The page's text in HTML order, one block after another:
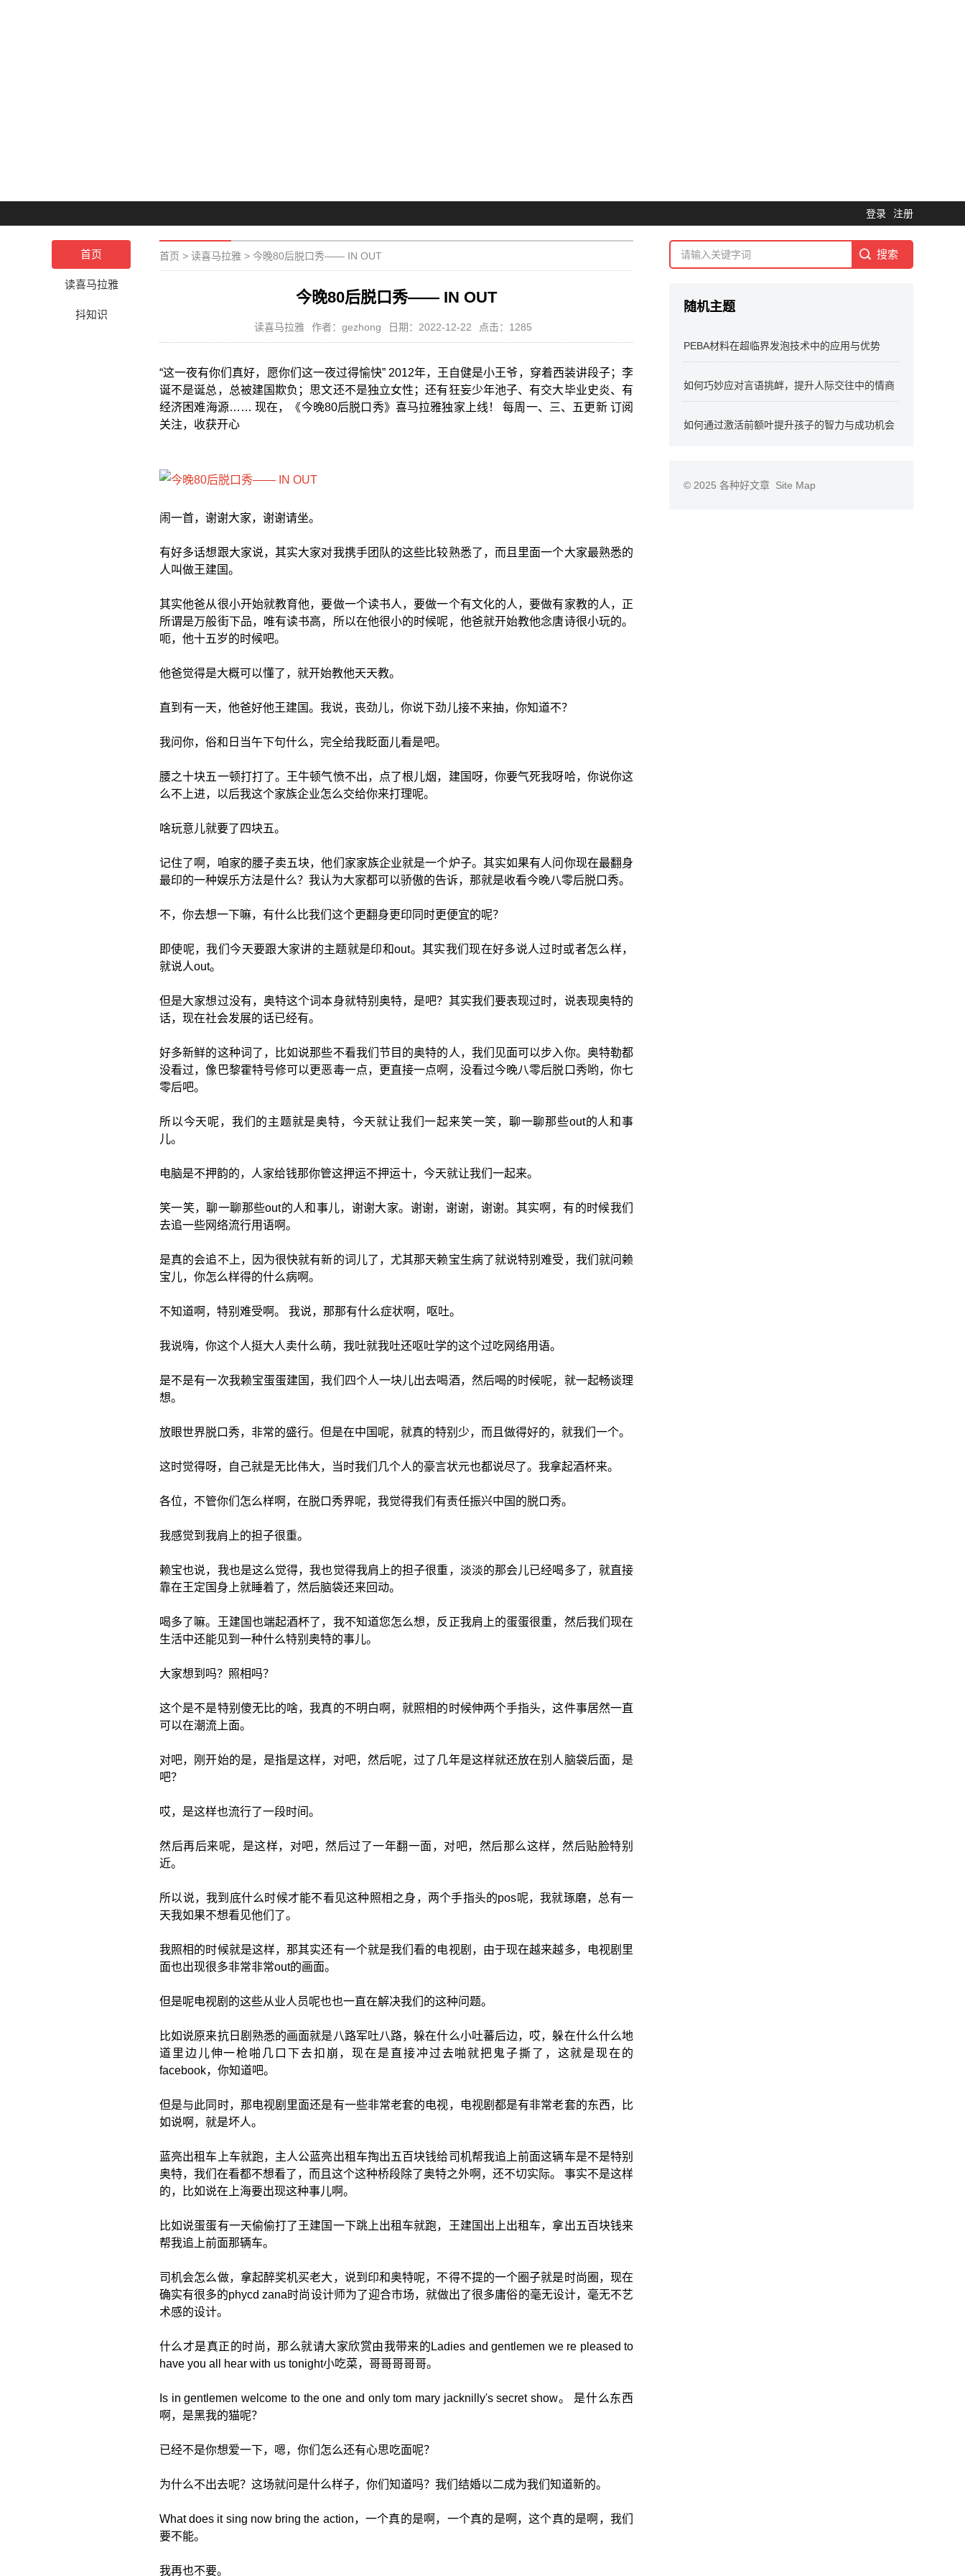
登录 注册
首页
读喜马拉雅
抖知识
首页 > 读喜马拉雅 > 今晚80后脱口秀—— IN OUT
今晚80后脱口秀—— IN OUT
读喜马拉雅 作者：gezhong 日期：2022-12-22 点击：1285
“这一夜有你们真好，愿你们这一夜过得愉快” 2012年，王自健是小王爷，穿着西装讲段子；李
诞不是诞总，总被建国欺负；思文还不是独立女性；还有狂妄少年池子、有交大毕业史炎、有
经济困难海源…… 现在，《今晚80后脱口秀》喜马拉雅独家上线！ 每周一、三、五更新 订阅
关注，收获开心
闹一首，谢谢大家，谢谢请坐。
有好多话想跟大家说，其实大家对我携手团队的这些比较熟悉了，而且里面一个大家最熟悉的
人叫做王建国。
其实他爸从很小开始就教育他，要做一个读书人，要做一个有文化的人，要做有家教的人，正
所谓是万般街下品，唯有读书高，所以在他很小的时候呢，他爸就开始教他念唐诗很小玩的。
呃，他十五岁的时候吧。
他爸觉得是大概可以懂了，就开始教他天天教。
直到有一天，他爸好他王建国。我说，丧劲儿，你说下劲儿接不来抽，你知道不？
我问你，俗和日当午下句什么，完全给我眨面儿看是吧。
腰之十块五一顿打打了。王牛顿气愤不出，点了根儿烟，建国呀，你要气死我呀哈，你说你这
么不上进，以后我这个家族企业怎么交给你来打理呢。
啥玩意儿就要了四块五。
记住了啊，咱家的腰子卖五块，他们家家族企业就是一个炉子。其实如果有人问你现在最翻身
最印的一种娱乐方法是什么？我认为大家都可以骄傲的告诉，那就是收看今晚八零后脱口秀。
不，你去想一下嘛，有什么比我们这个更翻身更印同时更便宜的呢？
即使呢，我们今天要跟大家讲的主题就是印和out。其实我们现在好多说人过时或者怎么样，
就说人out。
但是大家想过没有，奥特这个词本身就特别奥特，是吧？其实我们要表现过时，说表现奥特的
话，现在社会发展的话已经有。
好多新鲜的这种词了，比如说那些不看我们节目的奥特的人，我们见面可以步入你。奥特勒都
没看过，像巴黎霍特号修可以更恶毒一点，更直接一点啊，没看过今晚八零后脱口秀哟，你七
零后吧。
所以今天呢，我们的主题就是奥特，今天就让我们一起来笑一笑，聊一聊那些out的人和事
儿。
电脑是不押韵的，人家给钱那你管这押运不押运十，今天就让我们一起来。
笑一笑，聊一聊那些out的人和事儿，谢谢大家。谢谢，谢谢，谢谢。其实啊，有的时候我们
去追一些网络流行用语啊。
是真的会追不上，因为很快就有新的词儿了，尤其那天赖宝生病了就说特别难受，我们就问赖
宝儿，你怎么样得的什么病啊。
不知道啊，特别难受啊。 我说，那那有什么症状啊，呕吐。
我说嗨，你这个人挺大人卖什么萌，我吐就我吐还呕吐学的这个过吃网络用语。
是不是有一次我赖宝蛋蛋建国，我们四个人一块儿出去喝酒，然后喝的时候呢，就一起畅谈理
想。
放眼世界脱口秀，非常的盛行。但是在中国呢，就真的特别少，而且做得好的，就我们一个。
这时觉得呀，自己就是无比伟大，当时我们几个人的豪言状元也都说尽了。我拿起酒杯来。
各位，不管你们怎么样啊，在脱口秀界呢，我觉得我们有责任振兴中国的脱口秀。
我感觉到我肩上的担子很重。
赖宝也说，我也是这么觉得，我也觉得我肩上的担子很重，淡淡的那会儿已经喝多了，就直接
靠在王定国身上就睡着了，然后脑袋还来回动。
喝多了嘛。王建国也端起酒杯了，我不知道您怎么想，反正我肩上的蛋蛋很重，然后我们现在
生活中还能见到一种什么特别奥特的事儿。
大家想到吗？照相吗？
这个是不是特别傻无比的啥，我真的不明白啊，就照相的时候伸两个手指头，这件事居然一直
可以在潮流上面。
对吧，刚开始的是，是指是这样，对吧，然后呢，过了几年是这样就还放在别人脑袋后面，是
吧？
哎，是这样也流行了一段时间。
然后再后来呢，是这样，对吧，然后过了一年翻一面，对吧，然后那么这样，然后贴脸特别
近。
所以说，我到底什么时候才能不看见这种照相之身，两个手指头的pos呢，我就琢磨，总有一
天我如果不想看见他们了。
我照相的时候就是这样，那其实还有一个就是我们看的电视剧，由于现在越来越多，电视剧里
面也出现很多非常非常out的画面。
但是呢电视剧的这些从业人员呢也也一直在解决我们的这种问题。
比如说原来抗日剧熟悉的画面就是八路军吐八路，躲在什么小吐蕃后边，哎，躲在什么什么地
道里边儿伸一枪啪几口下去扣崩，现在是直接冲过去啪就把鬼子撕了，这就是现在的
facebook，你知道吧。
但是与此同时，那电视剧里面还是有一些非常老套的电视，电视剧都是有非常老套的东西，比
如说啊，就是坏人。
蓝亮出租车上车就跑，主人公蓝亮出租车掏出五百块钱给司机帮我追上前面这辆车是不是特别
奥特，我们在看都不想看了，而且这个这种桥段除了奥特之外啊，还不切实际。 事实不是这样
的，比如说在上海要出现这种事儿啊。
比如说蛋蛋有一天偷偷打了王建国一下跳上出租车就跑，王建国出上出租车，拿出五百块钱来
帮我追上前面那辆车。
司机会怎么做，拿起醉奖机买老大，说到印和奥特呢，不得不提的一个圈子就是时尚圈，现在
确实有很多的phycd zana时尚设计师为了迎合市场，就做出了很多庸俗的毫无设计，毫无不艺
术感的设计。
什么才是真正的时尚，那么就请大家欣赏由我带来的Ladies and gentlemen we re pleased to
have you all hear with us tonight小吃菜，哥哥哥哥哥。
Is in gentlemen welcome to the one and only tom mary jacknilly's secret show。 是什么东西
啊，是黑我的猫呢？
已经不是你想爱一下，嗯，你们怎么还有心思吃面呢？
为什么不出去呢？这场就问是什么样子，你们知道吗？我们结婚以二成为我们知道新的。
What does it sing now bring the action，一个真的是啊，一个真的是啊，这个真的是啊，我们
要不能。
我再也不要。
随机主题
PEBA材料在超临界发泡技术中的应用与优势
如何巧妙应对言语挑衅，提升人际交往中的情商
如何通过激活前额叶提升孩子的智力与成功机会
© 2025 各种好文章 Site Map